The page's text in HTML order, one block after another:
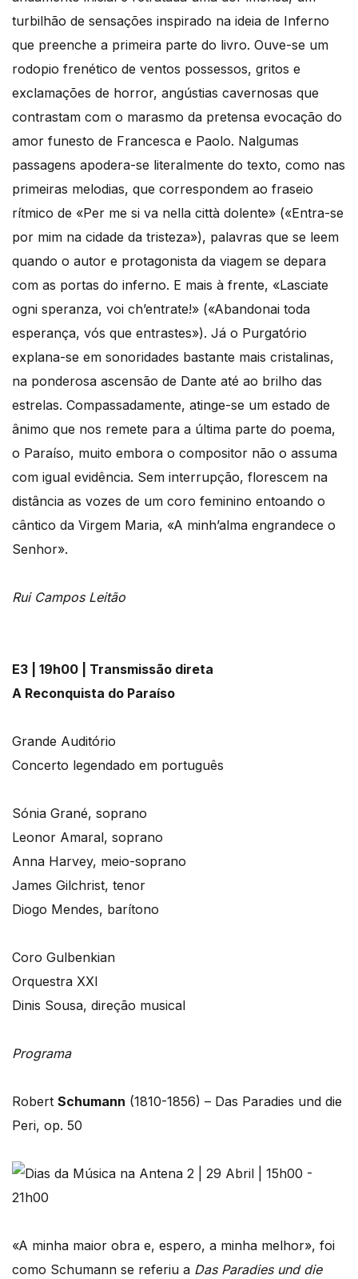
turbilhão de sensações inspirado na ideia de Inferno
que preenche a primeira parte do livro. Ouve-se um
rodopio frenético de ventos possessos, gritos e
exclamações de horror, angústias cavernosas que
contrastam com o marasmo da pretensa evocação do
amor funesto de Francesca e Paolo. Nalgumas
passagens apodera-se literalmente do texto, como nas
primeiras melodias, que correspondem ao fraseio
rítmico de «Per me si va nella città dolente» («Entra-se
por mim na cidade da tristeza»), palavras que se leem
quando o autor e protagonista da viagem se depara
com as portas do inferno. E mais à frente, «Lasciate
ogni speranza, voi ch’entrate!» («Abandonai toda
esperança, vós que entrastes»). Já o Purgatório
explana-se em sonoridades bastante mais cristalinas,
na ponderosa ascensão de Dante até ao brilho das
estrelas. Compassadamente, atinge-se um estado de
ânimo que nos remete para a última parte do poema,
o Paraíso, muito embora o compositor não o assuma
com igual evidência. Sem interrupção, florescem na
distância as vozes de um coro feminino entoando o
cântico da Virgem Maria, «A minh’alma engrandece o
Senhor».
Rui Campos Leitão
E3 | 19h00 | Transmissão direta
A Reconquista do Paraíso
Grande Auditório
Concerto legendado em português
Sónia Grané, soprano
Leonor Amaral, soprano
Anna Harvey, meio-soprano
James Gilchrist, tenor
Diogo Mendes, barítono
Coro Gulbenkian
Orquestra XXI
Dinis Sousa, direção musical
Programa
Robert Schumann (1810-1856) – Das Paradies und die
Peri, op. 50
«A minha maior obra e, espero, a minha melhor», foi
como Schumann se referiu a Das Paradies und die